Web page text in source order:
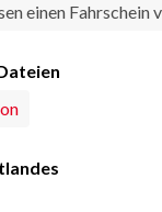
einen Fahrschein